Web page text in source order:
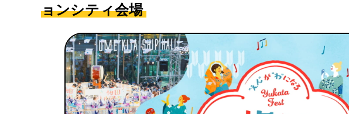
ョンシティ会場